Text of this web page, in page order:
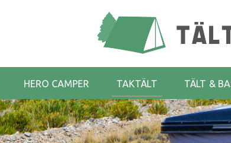
HERO CAMPER TAKTÄLT TÄLT &